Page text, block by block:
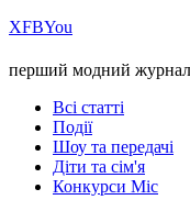
ХFBYou
перший модний
Всі статті
Події
Шоу та передачі
Діти та сім'я
Конкурси Міс